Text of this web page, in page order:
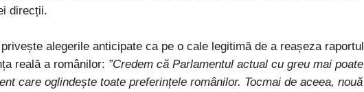
direcții.
alegerile anticipate ca pe o cale legitimă de a reașeza raportul
reală a românilor: ”Credem că Parlamentul actual cu greu mai poate
care oglindește toate preferințele românilor. Tocmai de aceea, nouă